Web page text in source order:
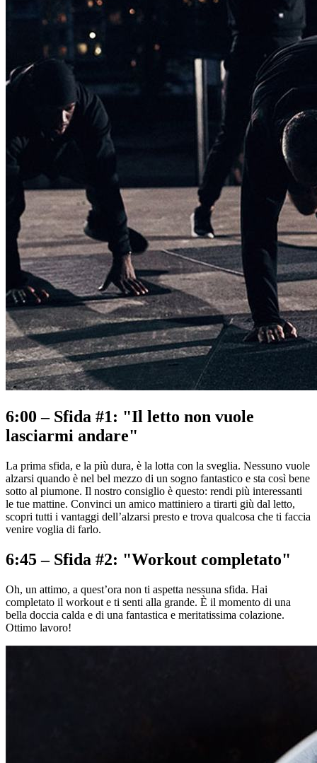
6:00 – Sfida #1: "Il letto non vuole
lasciarmi andare"
La prima sfida, e la più dura, è la lotta con la sveglia. Nessuno vuole
alzarsi quando è nel bel mezzo di un sogno fantastico e sta così bene
sotto al piumone. Il nostro consiglio è questo: rendi più interessanti
le tue mattine. Convinci un amico mattiniero a tirarti giù dal letto,
scopri tutti i vantaggi dell’alzarsi presto e trova qualcosa che ti faccia
venire voglia di farlo.
6:45 – Sfida #2: "Workout completato"
Oh, un attimo, a quest’ora non ti aspetta nessuna sfida. Hai
completato il workout e ti senti alla grande. È il momento di una
bella doccia calda e di una fantastica e meritatissima colazione.
Ottimo lavoro!